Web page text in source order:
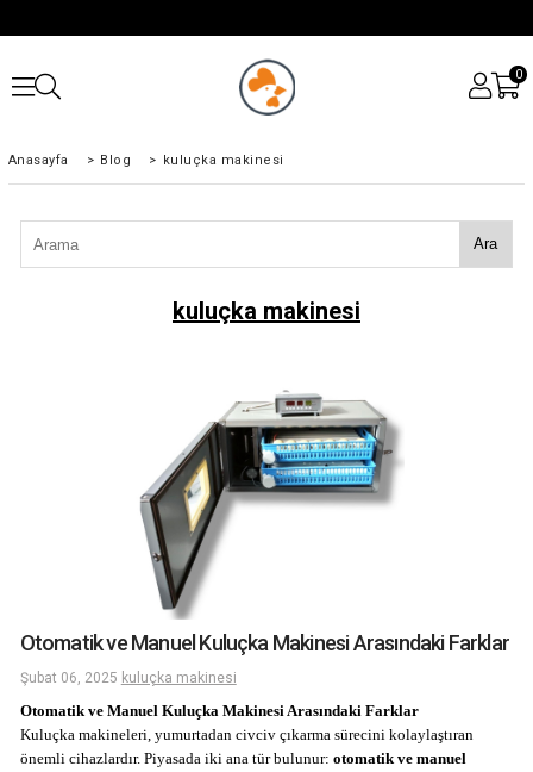
0
Anasayfa > Blog > kuluçka makinesi
Ara
kuluçka makinesi
Otomatik ve Manuel Kuluçka Makinesi Arasındaki Farklar
Şubat 06, 2025 kuluçka makinesi
Otomatik ve Manuel Kuluçka Makinesi Arasındaki Farklar
Kuluçka makineleri, yumurtadan civciv çıkarma sürecini kolaylaştıran
önemli cihazlardır. Piyasada iki ana tür bulunur: otomatik ve manuel